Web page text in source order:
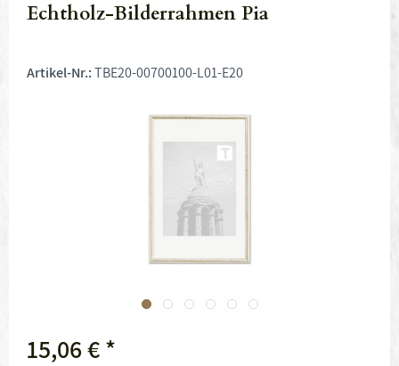
Echtholz-Bilderrahmen Pia
Artikel-Nr.:TBE20-00700100-L01-E20
15,06 € *